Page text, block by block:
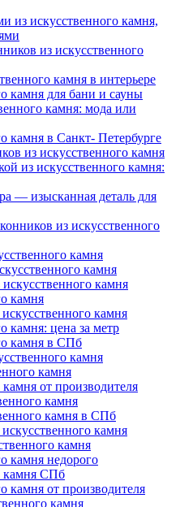
из искусственного камня,
из искусственного
камня в интерьере
камня для бани и сауны
камня: мода или
камня в Санкт- Петербурге
из искусственного камня
из искусственного камня:
— изысканная деталь для
из искусственного
камня
камня
камня
камня
камня
камня: цена за метр
камня в СПб
камня
камня
от производителя
камня
камня в СПб
камня
камня
камня недорого
камня СПб
камня от производителя
камня